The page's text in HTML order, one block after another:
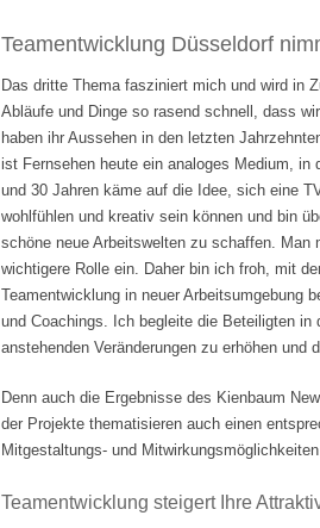
Teamentwicklung Düsseldorf
Das dritte Thema fasziniert mich und wird in
Abläufe und Dinge so rasend schnell, dass
haben ihr Aussehen in den letzten
ist Fernsehen heute ein analoges Medium, in
und 30 Jahren käme auf die Idee, sich eine
wohlfühlen und kreativ sein können und bin
schöne neue Arbeitswelten zu schaffen.
wichtigere Rolle ein. Daher bin ich froh, mit
Teamentwicklung in neuer Arbeitsumgebung
und Coachings. Ich begleite die Beteiligten
anstehenden Veränderungen zu erhöhen
Denn auch die Ergebnisse des Kienbaum
der Projekte thematisieren auch einen
Mitgestaltungs- und
Teamentwicklung steigert Ihre